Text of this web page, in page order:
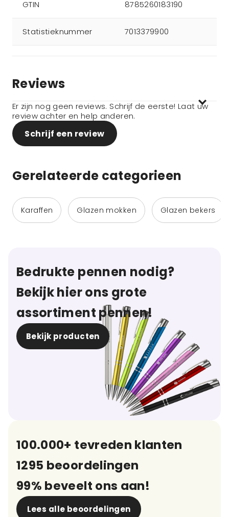
GTIN 8785260183190
Statistieknummer 7013379900
Reviews
Er zijn nog geen reviews. Schrijf de eerste! Laat uw
review achter en help anderen.
Schrijf een review
Gerelateerde categorieen
Karaffen Glazen mokken Glazen bekers
Bedrukte pennen nodig?
Bekijk hier ons grote
assortiment pennen!
Bekijk producten
100.000+ tevreden klanten
1295 beoordelingen
99% beveelt ons aan!
Lees alle beoordelingen